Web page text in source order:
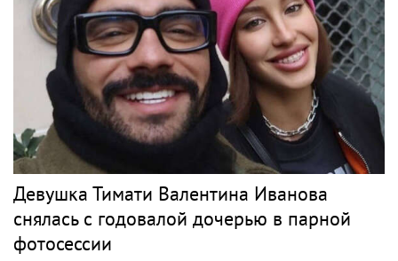
Девушка Тимати Валентина Иванова
снялась с годовалой дочерью в парной
фотосессии